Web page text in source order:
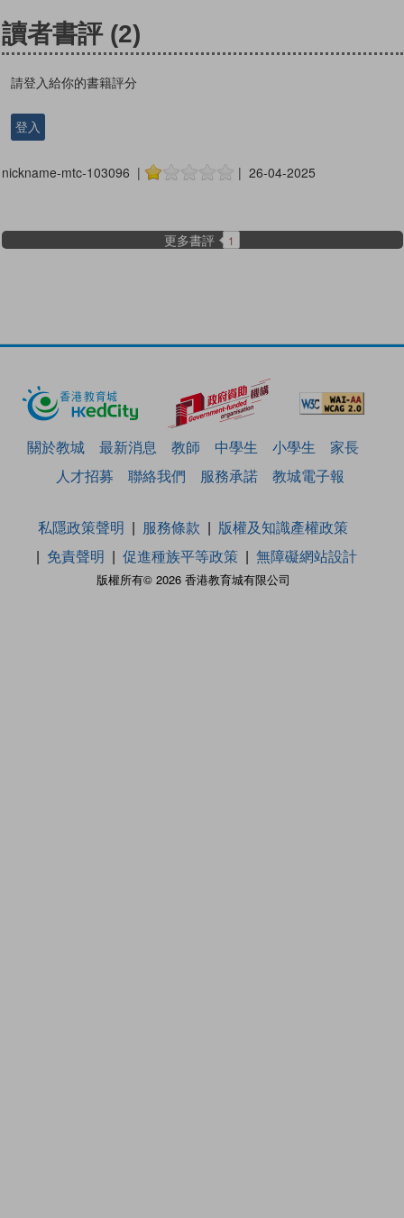
讀者書評 (2)
請登入給你的書籍評分
登入
nickname-mtc-103096 | | 26-04-2025
更多書評 1
關於教城 最新消息 教師 中學生 小學生
家長
人才招募
聯絡我們 服務承諾 教城電子報
版權所有© 2026 香港教育城有限公司
私隱政策聲明 服務條款
版權及知識產權政策
免責聲明
促進種族平等政策 無障礙網站設計